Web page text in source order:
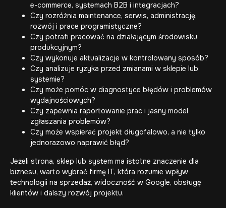
e-commerce, systemach B2B i integracjach?
Czy rozróżnia maintenance, serwis, administrację,
rozwój i prace programistyczne?
Czy potrafi pracować na działającym środowisku
produkcyjnym?
Czy wykonuje aktualizacje w kontrolowany sposób?
Czy analizuje ryzyka przed zmianami w sklepie lub
systemie?
Czy może pomóc w diagnostyce błędów i problemów
wydajnościowych?
Czy zapewnia raportowanie prac i jasny model
zgłaszania problemów?
Czy może wspierać projekt długofalowo, a nie tylko
jednorazowo naprawić błąd?
Jeżeli strona, sklep lub system ma istotne znaczenie dla
biznesu, warto wybrać firmę IT, która rozumie wpływ
technologii na sprzedaż, widoczność w Google, obsługę
klientów i dalszy rozwój projektu.